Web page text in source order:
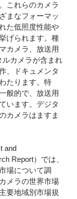
これらのカメラ
まなフォーマッ
た低照度性能や
げられます。種
カメラ、放送用
カメラが含まれ
、ドキュメンタ
たります。特
般的で、放送用
います。デジタ
カメラはますま
and
Report）では、
場について調
メラの世界市場
要地域別市場規